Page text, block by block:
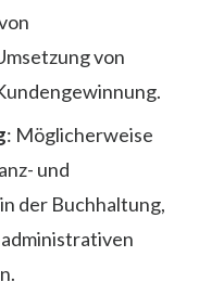
von
: Möglicherweise
und
der Buchhaltung,